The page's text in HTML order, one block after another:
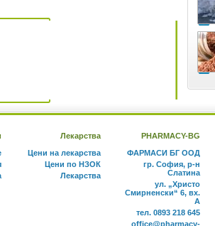
Лекарства
Цени на лекарства
Цени по НЗОК
Лекарства
PHARMACY-BG
ФАРМАСИ БГ ООД
гр. София, р-н
Слатина
ул. „Христо
Смирненски“ 6, вх.
А
тел. 0893 218 645
office@pharmacy-